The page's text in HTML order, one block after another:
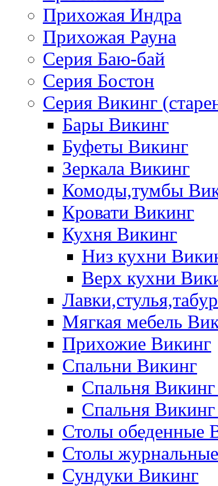
Прихожая Индра
Прихожая Рауна
Серия Баю-бай
Серия Бостон
Серия Викинг
Бары Викинг
Буфеты Викинг
Зеркала Викинг
Комоды,тумбы
Кровати Викинг
Кухня Викинг
Низ кухни
Верх кухни
Мягкая мебель
Прихожие Викинг
Спальни Викинг
Спальня
Спальня
Столы обеденные
Столы
Сундуки Викинг